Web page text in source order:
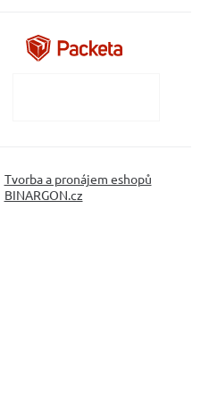
Tvorba a pronájem eshopů
BINARGON.cz